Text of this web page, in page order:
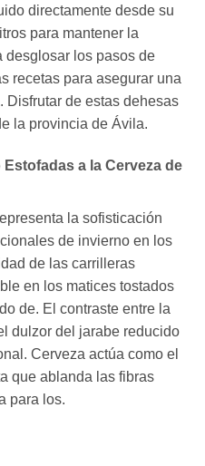
directamente desde su
para mantener la
desglosar los pasos de
recetas para asegurar una
de estas dehesas
la provincia de Ávila.
a la Cerveza de
la sofisticación
de invierno en los
de las carrilleras
en los matices tostados
de. El contraste entre la
dulzor del jarabe reducido
Cerveza actúa como el
que ablanda las fibras
para los.